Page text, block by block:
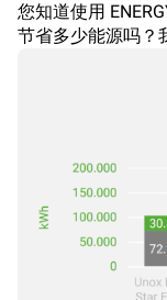
您知道使用
节省多少能源吗？